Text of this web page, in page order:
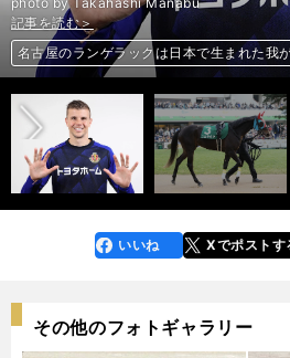
記事を読む＞
京都の重賞は大荒れ中。きさらぎ賞も「パ
記事を読む＞
遠藤航がCBで攻撃の起点。ドイツ杯敗退も
記事を読む＞
相馬勇紀が東京五輪の先に描くもの。「い
記事を読む＞
名古屋のランゲラックは日本で生まれた我
前へ
faceboo
k
いいね Xでポストす
その他のフォトギャラリー